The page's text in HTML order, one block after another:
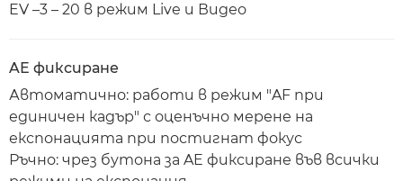
EV –3 – 20 в режим Live и Видео
AE фиксиране
Автоматично: работи в режим "AF при
единичен кадър" с оценъчно мерене на
експонацията при постигнат фокус
Ръчно: чрез бутона за AE фиксиране във всички